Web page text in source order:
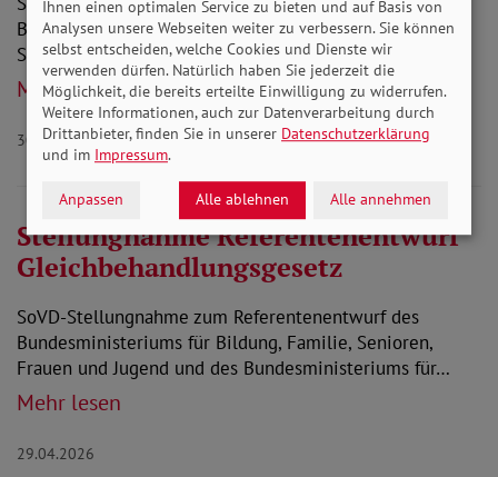
Bundesministeriums für Gesundheit eines Gesetzes zur
Stabilisierung der Beitragssätze in der gesetzlichen…
Mehr lesen
30.04.2026Gesundheit
Stellungnahme Referentenentwurf
Gleichbehandlungsgesetz
SoVD-Stellungnahme zum Referentenentwurf des
Bundesministeriums für Bildung, Familie, Senioren,
Frauen und Jugend und des Bundesministeriums für…
Mehr lesen
29.04.2026
Ihnen einen optimalen Service zu bieten und auf Basis von
Analysen unsere Webseiten weiter zu verbessern. Sie können
selbst entscheiden, welche Cookies und Dienste wir
verwenden dürfen. Natürlich haben Sie jederzeit die
Möglichkeit, die bereits erteilte Einwilligung zu widerrufen.
Weitere Informationen, auch zur Datenverarbeitung durch
Drittanbieter, finden Sie in unserer Datenschutzerklärung
und im Impressum.
Anpassen Alle ablehnen Alle annehmen